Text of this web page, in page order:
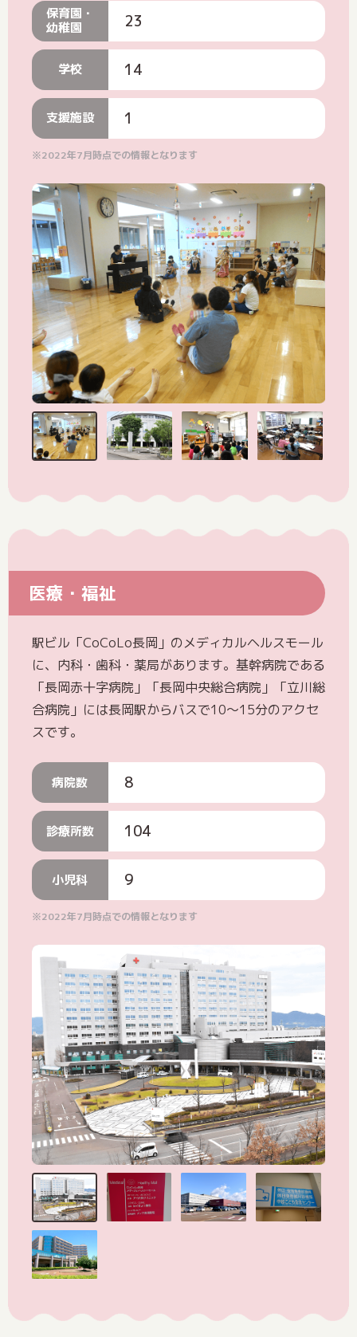
保育園・
幼稚園
23
学校 14
支援施設 1
※2022年7月時点での情報となります
医療・福祉
駅ビル「CoCoLo長岡」のメディカルヘルスモール
に、内科・歯科・薬局があります。基幹病院である
「長岡赤十字病院」「長岡中央総合病院」「立川総
合病院」には長岡駅からバスで10〜15分のアクセ
スです。
病院数 8
診療所数 104
小児科 9
※2022年7月時点での情報となります